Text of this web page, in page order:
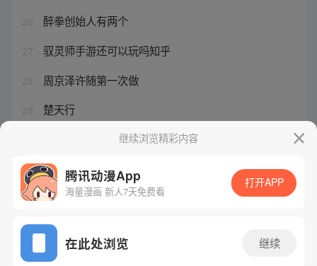
26 醉拳创始人有两个
27 驭灵师手游还可以玩吗知乎
28 周京泽许随第一次做
29 楚天行
驭灵师手游下架了吗继续浏览精彩内容
腾讯动漫App
海量漫画 新人7天免费看
打开APP
在此处浏览 继续
网站备案/许可证号：粤B2-20090059-5
Copyright©1998 - 2026 Tencent. All Rights Reserved